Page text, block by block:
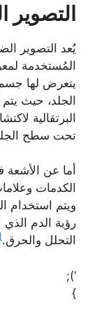
التصوير
يُعد التصوير
المُستخدمة
يتعرض لها
الجلد، حيث
البرتقالية
تحت سطح
أما عن الأشعة
الكدمات
ويتم استخدام
رؤية الدم
التحلل والحرق.
‘);
}